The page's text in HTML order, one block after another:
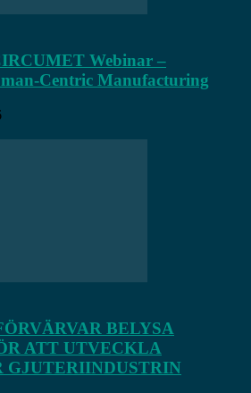
Webinar –
Centric Manufacturing
BELYSA
ATT UTVECKLA
GJUTERIINDUSTRIN